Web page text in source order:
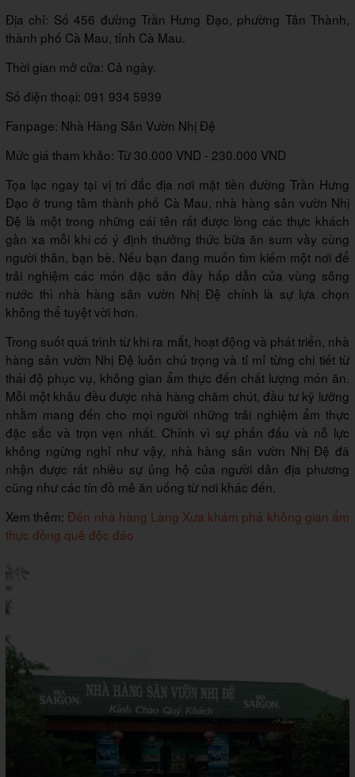
Địa chỉ: Số 456 đường Trần Hưng Đạo, phường Tân Thành,
thành phố Cà Mau, tỉnh Cà Mau.
Thời gian mở cửa: Cả ngày.
Số điện thoại: 091 934 5939
Fanpage: Nhà Hàng Sân Vườn Nhị Đệ
Mức giá tham khảo: Từ 30.000 VND - 230.000 VND
Tọa lạc ngay tại vị trí đắc địa nơi mặt tiền đường Trần Hưng
Đạo ở trung tâm thành phố Cà Mau, nhà hàng sân vườn Nhị
Đệ là một trong những cái tên rất được lòng các thực khách
gần xa mỗi khi có ý định thưởng thức bữa ăn sum vầy cùng
người thân, bạn bè. Nếu bạn đang muốn tìm kiếm một nơi để
trải nghiệm các món đặc sản đầy hấp dẫn của vùng sông
nước thì nhà hàng sân vườn Nhị Đệ chính là sự lựa chọn
không thể tuyệt vời hơn.
Trong suốt quá trình từ khi ra mắt, hoạt động và phát triển, nhà
hàng sân vườn Nhị Đệ luôn chú trọng và tỉ mỉ từng chi tiết từ
thái độ phục vụ, không gian ẩm thực đến chất lượng món ăn.
Mỗi một khâu đều được nhà hàng chăm chút, đầu tư kỹ lưỡng
nhằm mang đến cho mọi người những trải nghiệm ẩm thực
đặc sắc và trọn vẹn nhất. Chính vì sự phấn đấu và nỗ lực
không ngừng nghỉ như vậy, nhà hàng sân vườn Nhị Đệ đã
nhận được rất nhiều sự ủng hộ của người dân địa phương
cũng như các tín đồ mê ăn uống từ nơi khác đến.
Xem thêm:Đến nhà hàng Làng Xưa khám phá không gian ẩm
thực đồng quê độc đáo